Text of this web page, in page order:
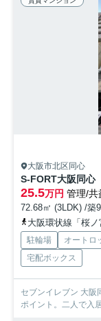
大阪市北区同心
S-FORT大阪同心
25.5万円 管理/共
72.68㎡ (3LDK) /築
大阪環状線「桜
駐輪場 オートロ
宅配ボックス
セブンイレブン 大阪
ポイント。二人で入